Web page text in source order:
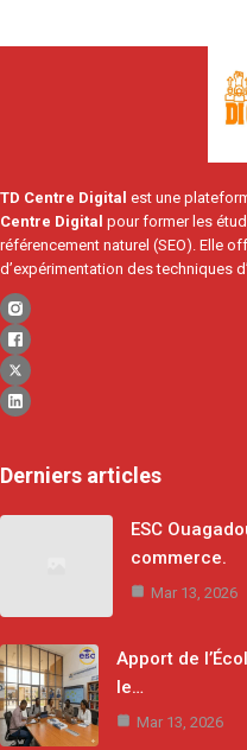
TD Centre Digital est une
Centre Digital pour former les
référencement naturel (SEO). Elle
d’expérimentation des techniques
Derniers articles
ESC
commerce.
Mar 13, 2026
Apport de
le…
Mar 13, 2026